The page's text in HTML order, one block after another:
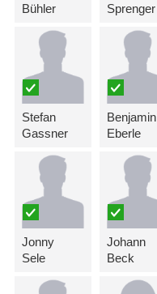
Bühler
Stefan
Gassner
Jonny
Sele
Sprenger
Benjamin
Eberle
Johann
Beck